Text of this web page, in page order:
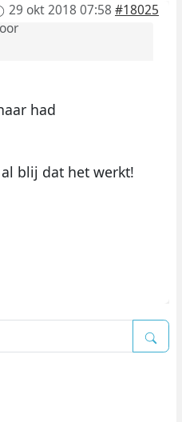
29 okt 2018 07:58 #18025
had
blij dat het werkt!